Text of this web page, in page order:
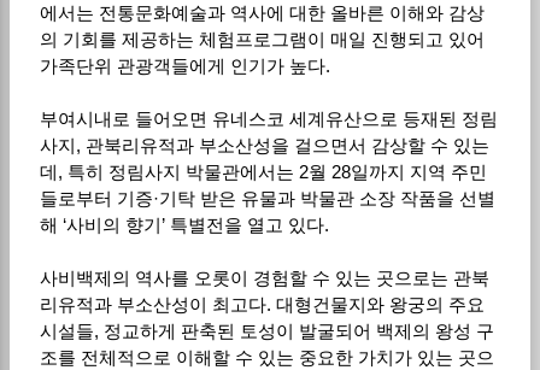
에서는 전통문화예술과 역사에 대한 올바른 이해와 감상
의 기회를 제공하는 체험프로그램이 매일 진행되고 있어
가족단위 관광객들에게 인기가 높다.
부여시내로 들어오면 유네스코 세계유산으로 등재된 정림
사지, 관북리유적과 부소산성을 걸으면서 감상할 수 있는
데, 특히 정림사지 박물관에서는 2월 28일까지 지역 주민
들로부터 기증·기탁 받은 유물과 박물관 소장 작품을 선별
해 ‘사비의 향기’ 특별전을 열고 있다.
사비백제의 역사를 오롯이 경험할 수 있는 곳으로는 관북
리유적과 부소산성이 최고다. 대형건물지와 왕궁의 주요
시설들, 정교하게 판축된 토성이 발굴되어 백제의 왕성 구
조를 전체적으로 이해할 수 있는 중요한 가치가 있는 곳으